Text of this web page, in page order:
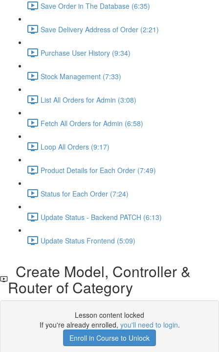
Save Order in The Database (6:35)
Save Delivery Address of Order (2:21)
Purchase User History (9:34)
Stock Management (7:33)
List All Orders for Admin (3:08)
Fetch All Orders for Admin (6:58)
Loop All Orders (9:17)
Product Details for Each Order (7:49)
Status for Each Order (7:24)
Update Status - Backend PATCH (6:13)
Update Status Frontend (5:09)
Create Model, Controller &
Router of Category
Lesson content locked
If you're already enrolled, you'll need to login.
Enroll in Course to Unlock